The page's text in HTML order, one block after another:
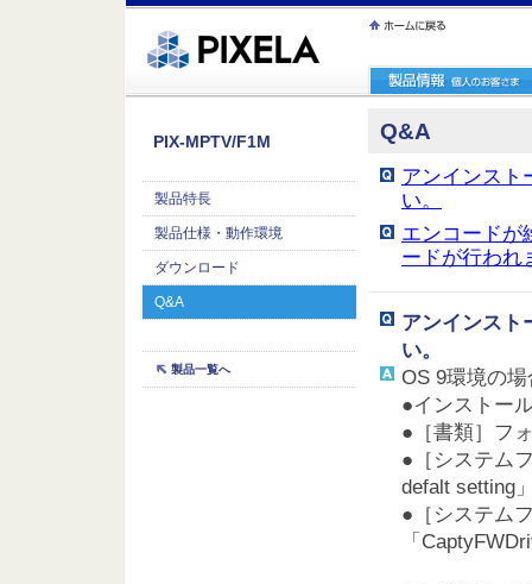
繝ｳ繧ｯ縺ｧ縺吶�
PIX-MPTV/F1M
製品特長
製品仕様・動作環境
ダウンロード
Q&A
製品一覧へ
Q&A
アンインスト
い。
エンコードが
ードが行われ
アンインスト
い。
OS 9環境の場
●インストー
●［書類］フ
●［システム
defalt setting
●［システム
「